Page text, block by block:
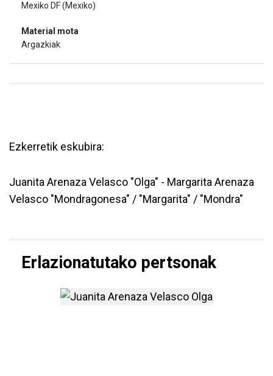
Mexiko DF (Mexiko)
Argazkiak
Ezkerretik eskubira:
Juanita Arenaza Velasco "Olga" - Margarita Arenaza
Velasco "Mondragonesa" / "Margarita" / "Mondra"
Erlazionatutako pertsonak
Juanita Arenaza Velasco